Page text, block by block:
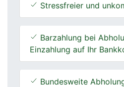
Stressfreier und
Barzahlung bei
Einzahlung auf Ihr
Bundesweite